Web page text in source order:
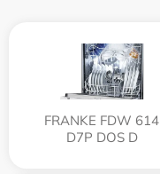
FRANKE FDW 614
D7P DOS D